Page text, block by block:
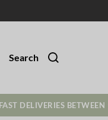
Search
FAST DELIVERIES